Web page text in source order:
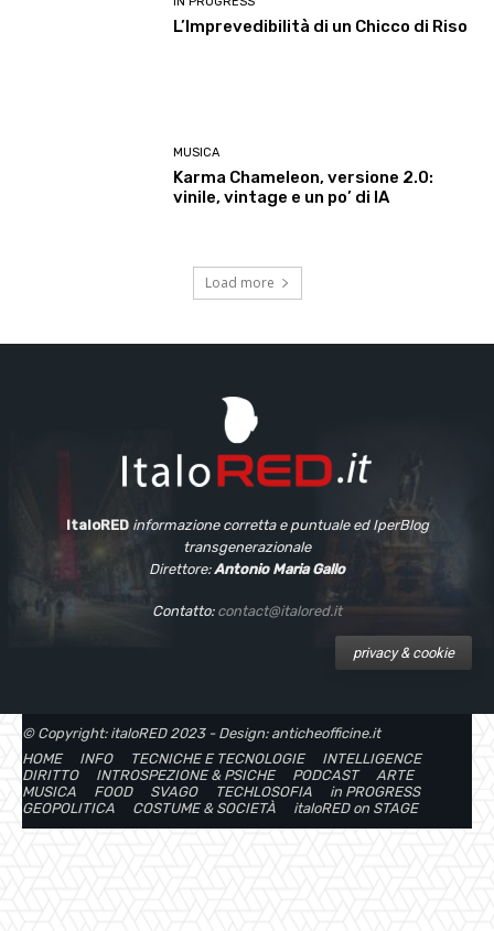
L’Imprevedibilità di un Chicco di Riso
MUSICA
Karma Chameleon, versione 2.0:
vinile, vintage e un po’ di IA
Load more
ItaloRED informazione corretta e puntuale ed IperBlog
transgenerazionale
Direttore:Antonio Maria Gallo
Contatto: contact@italored.it
privacy & cookie
© Copyright: italoRED 2023 - Design: anticheofficine.it
HOME
INFO TECNICHE E TECNOLOGIE
INTELLIGENCE
DIRITTO
INTROSPEZIONE & PSICHE PODCAST
ARTE
MUSICA
FOOD SVAGO TECHLOSOFIA
in PROGRESS
GEOPOLITICA
COSTUME & SOCIETÀ italoRED on STAGE